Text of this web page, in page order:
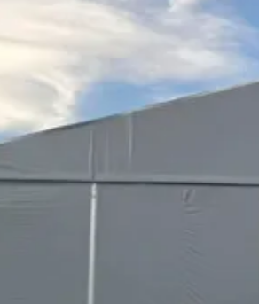
Trânsito em Tempo Real
Empresas
min de leitura
de Paranaguá aquece